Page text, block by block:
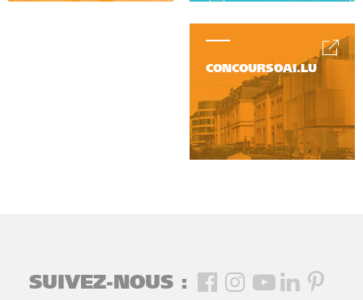
CONCOURSOAI.LU
SUIVEZ-NOUS :